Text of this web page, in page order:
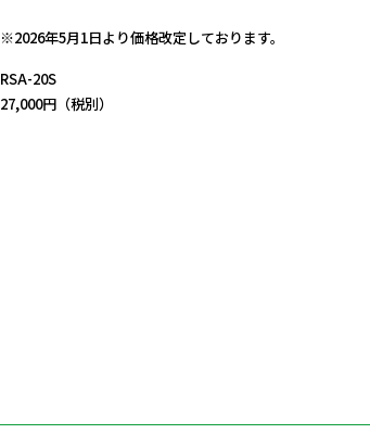
※2026年5月1日より価格改定しております。
RSA-20S
27,000円（税別）